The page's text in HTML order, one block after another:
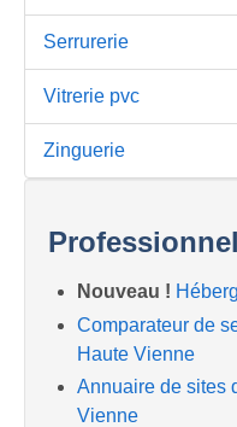
Serrurerie
Vitrerie pvc
Zinguerie
Nouveau !
Comparateur de
Haute Vienne
Annuaire de sites
Vienne